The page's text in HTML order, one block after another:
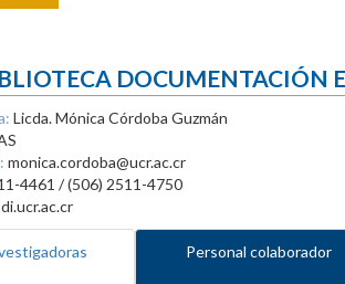
DOCUMENTACIÓN
Licda. Mónica Córdoba Guzmán
monica.cordoba@ucr.ac.cr
4461 / (506) 2511-4750
Personal colaborador